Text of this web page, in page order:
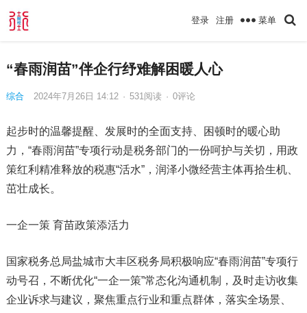
登录 注册 菜单
“春雨润苗”伴企行纾难解困暖人心
综合 2024年7月26日 14:12 · 531 阅读 · 0评论
起步时的温馨提醒、发展时的全面支持、困顿时的暖心助
力，“春雨润苗”专项行动是税务部门的一份呵护与关切，用政
策红利精准释放的税惠“活水”，润泽小微经营主体再拾生机、
茁壮成长。
一企一策 育苗政策添活力
国家税务总局盐城市大丰区税务局积极响应“春雨润苗”专项行
动号召，不断优化“一企一策”常态化沟通机制，及时走访收集
企业诉求与建议，聚焦重点行业和重点群体，落实全场景、